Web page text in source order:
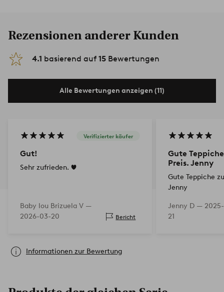
Rezensionen anderer Kunden
4.1 basierend auf 15 Bewertungen
Alle Bewertungen anzeigen (11)
Verifizierter käufer
Gut!
Sehr zufrieden. ❤️
Baby lou Brizuela V —
2026-03-20
Bericht
Gute
Preis. Jenny
Gute Teppiche
Jenny
Jenny D —
21
Informationen zur Bewertung